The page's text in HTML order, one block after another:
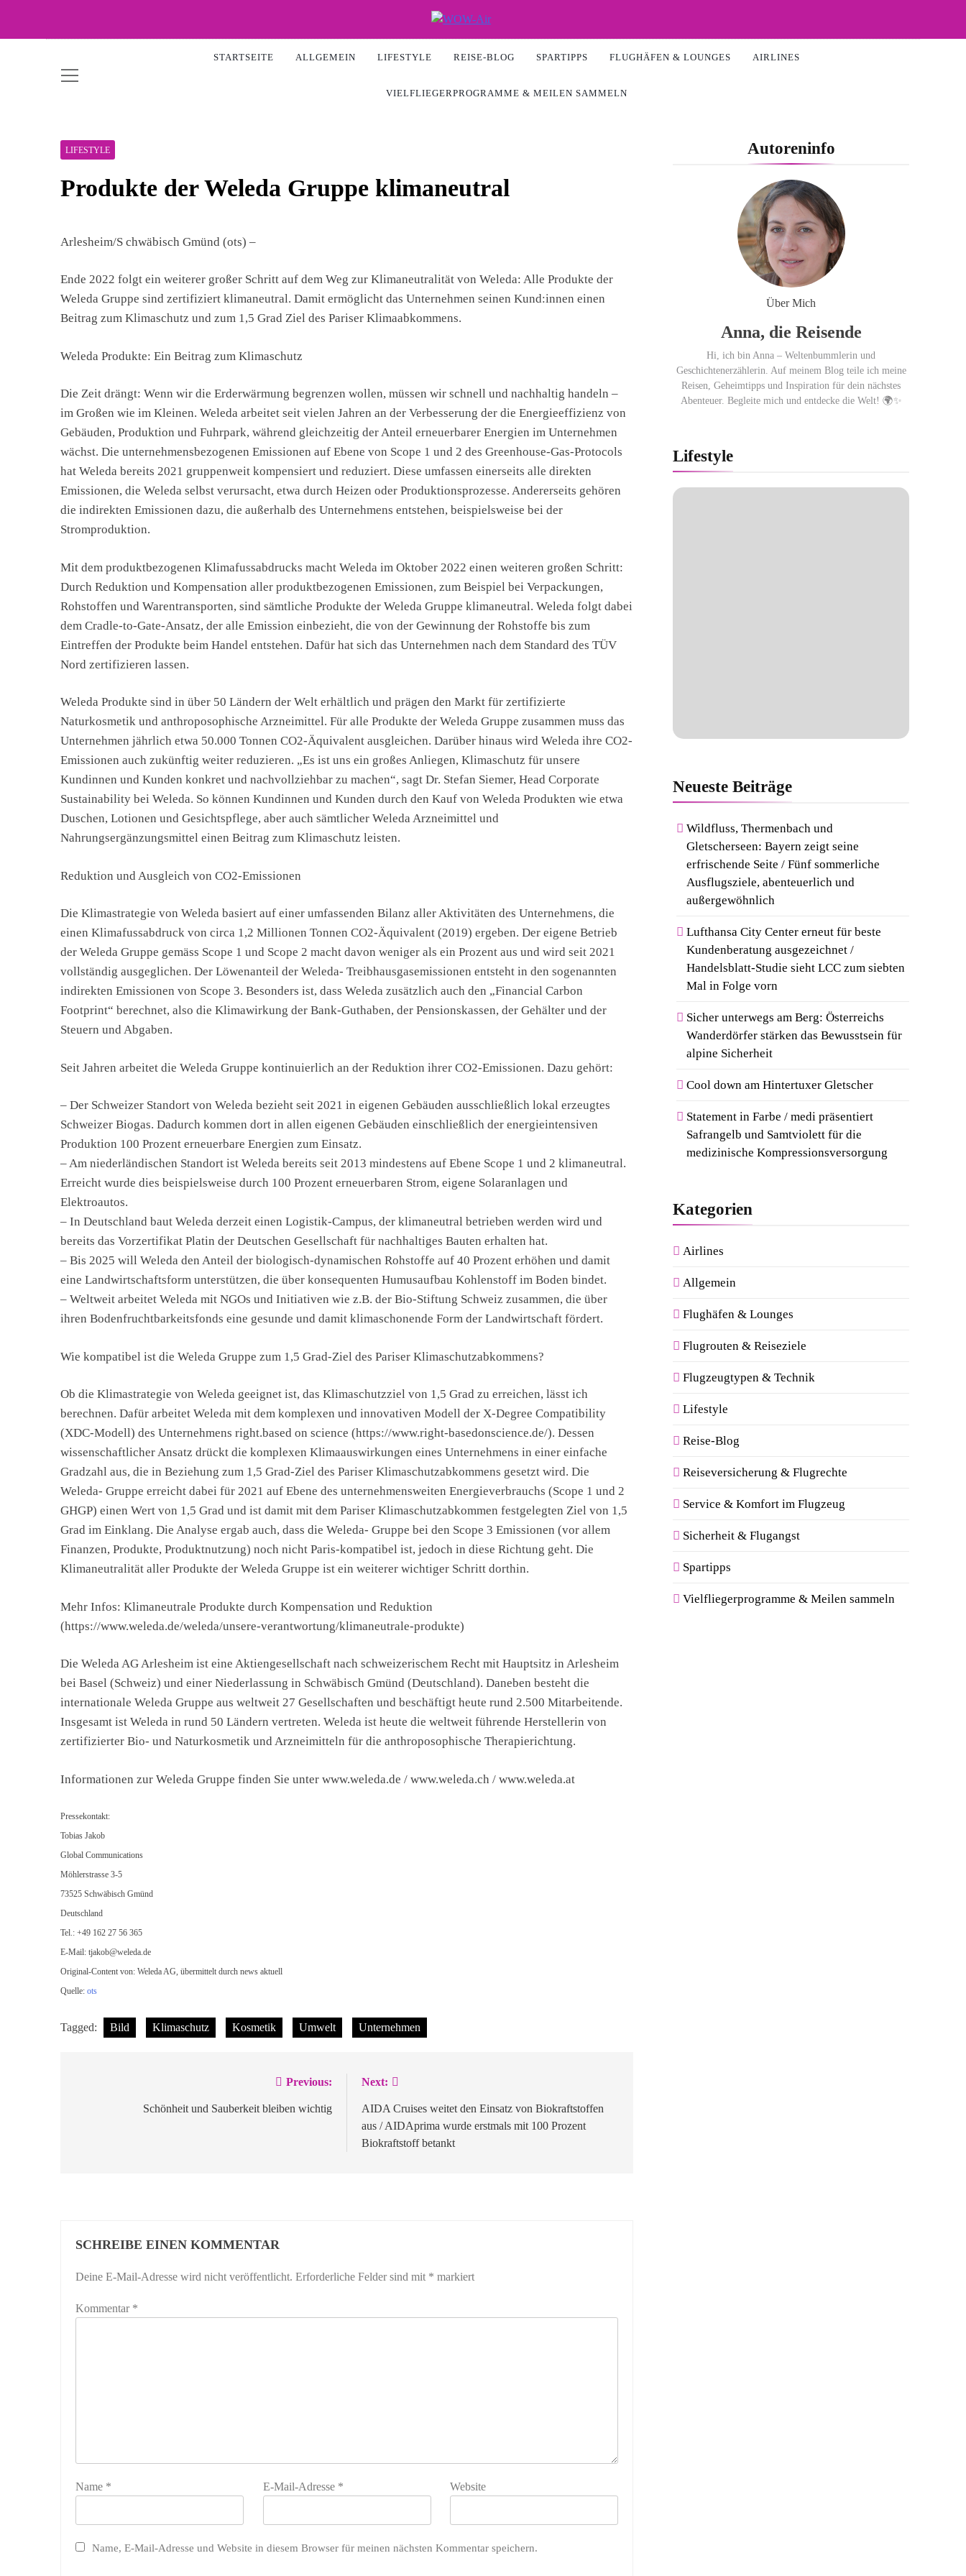
content
WOW-Air
STARTSEITE ALLGEMEIN LIFESTYLE REISE-BLOG SPARTIPPS FLUGHÄFEN & LOUNGES AIRLINES
VIELFLIEGERPROGRAMME & MEILEN SAMMELN
LIFESTYLE
Produkte der Weleda Gruppe klimaneutral
Arlesheim/S chwäbisch Gmünd (ots) –
Ende 2022 folgt ein weiterer großer Schritt auf dem Weg zur Klimaneutralität von Weleda: Alle Produkte der
Weleda Gruppe sind zertifiziert klimaneutral. Damit ermöglicht das Unternehmen seinen Kund:innen einen
Beitrag zum Klimaschutz und zum 1,5 Grad Ziel des Pariser Klimaabkommens.
Weleda Produkte: Ein Beitrag zum Klimaschutz
Die Zeit drängt: Wenn wir die Erderwärmung begrenzen wollen, müssen wir schnell und nachhaltig handeln –
im Großen wie im Kleinen. Weleda arbeitet seit vielen Jahren an der Verbesserung der die Energieeffizienz von
Gebäuden, Produktion und Fuhrpark, während gleichzeitig der Anteil erneuerbarer Energien im Unternehmen
wächst. Die unternehmensbezogenen Emissionen auf Ebene von Scope 1 und 2 des Greenhouse-Gas-Protocols
hat Weleda bereits 2021 gruppenweit kompensiert und reduziert. Diese umfassen einerseits alle direkten
Emissionen, die Weleda selbst verursacht, etwa durch Heizen oder Produktionsprozesse. Andererseits gehören
die indirekten Emissionen dazu, die außerhalb des Unternehmens entstehen, beispielsweise bei der
Stromproduktion.
Mit dem produktbezogenen Klimafussabdrucks macht Weleda im Oktober 2022 einen weiteren großen Schritt:
Durch Reduktion und Kompensation aller produktbezogenen Emissionen, zum Beispiel bei Verpackungen,
Rohstoffen und Warentransporten, sind sämtliche Produkte der Weleda Gruppe klimaneutral. Weleda folgt dabei
dem Cradle-to-Gate-Ansatz, der alle Emission einbezieht, die von der Gewinnung der Rohstoffe bis zum
Eintreffen der Produkte beim Handel entstehen. Dafür hat sich das Unternehmen nach dem Standard des TÜV
Nord zertifizieren lassen.
Weleda Produkte sind in über 50 Ländern der Welt erhältlich und prägen den Markt für zertifizierte
Naturkosmetik und anthroposophische Arzneimittel. Für alle Produkte der Weleda Gruppe zusammen muss das
Unternehmen jährlich etwa 50.000 Tonnen CO2-Äquivalent ausgleichen. Darüber hinaus wird Weleda ihre CO2-
Emissionen auch zukünftig weiter reduzieren. „Es ist uns ein großes Anliegen, Klimaschutz für unsere
Kundinnen und Kunden konkret und nachvollziehbar zu machen“, sagt Dr. Stefan Siemer, Head Corporate
Sustainability bei Weleda. So können Kundinnen und Kunden durch den Kauf von Weleda Produkten wie etwa
Duschen, Lotionen und Gesichtspflege, aber auch sämtlicher Weleda Arzneimittel und
Nahrungsergänzungsmittel einen Beitrag zum Klimaschutz leisten.
Reduktion und Ausgleich von CO2-Emissionen
Die Klimastrategie von Weleda basiert auf einer umfassenden Bilanz aller Aktivitäten des Unternehmens, die
einen Klimafussabdruck von circa 1,2 Millionen Tonnen CO2-Äquivalent (2019) ergeben. Der eigene Betrieb
der Weleda Gruppe gemäss Scope 1 und Scope 2 macht davon weniger als ein Prozent aus und wird seit 2021
vollständig ausgeglichen. Der Löwenanteil der Weleda- Treibhausgasemissionen entsteht in den sogenannten
indirekten Emissionen von Scope 3. Besonders ist, dass Weleda zusätzlich auch den „Financial Carbon
Footprint“ berechnet, also die Klimawirkung der Bank-Guthaben, der Pensionskassen, der Gehälter und der
Steuern und Abgaben.
Seit Jahren arbeitet die Weleda Gruppe kontinuierlich an der Reduktion ihrer CO2-Emissionen. Dazu gehört:
– Der Schweizer Standort von Weleda bezieht seit 2021 in eigenen Gebäuden ausschließlich lokal erzeugtes
Schweizer Biogas. Dadurch kommen dort in allen eigenen Gebäuden einschließlich der energieintensiven
Produktion 100 Prozent erneuerbare Energien zum Einsatz.
– Am niederländischen Standort ist Weleda bereits seit 2013 mindestens auf Ebene Scope 1 und 2 klimaneutral.
Erreicht wurde dies beispielsweise durch 100 Prozent erneuerbaren Strom, eigene Solaranlagen und
Elektroautos.
– In Deutschland baut Weleda derzeit einen Logistik-Campus, der klimaneutral betrieben werden wird und
bereits das Vorzertifikat Platin der Deutschen Gesellschaft für nachhaltiges Bauten erhalten hat.
– Bis 2025 will Weleda den Anteil der biologisch-dynamischen Rohstoffe auf 40 Prozent erhöhen und damit
eine Landwirtschaftsform unterstützen, die über konsequenten Humusaufbau Kohlenstoff im Boden bindet.
– Weltweit arbeitet Weleda mit NGOs und Initiativen wie z.B. der Bio-Stiftung Schweiz zusammen, die über
ihren Bodenfruchtbarkeitsfonds eine gesunde und damit klimaschonende Form der Landwirtschaft fördert.
Wie kompatibel ist die Weleda Gruppe zum 1,5 Grad-Ziel des Pariser Klimaschutzabkommens?
Ob die Klimastrategie von Weleda geeignet ist, das Klimaschutzziel von 1,5 Grad zu erreichen, lässt ich
berechnen. Dafür arbeitet Weleda mit dem komplexen und innovativen Modell der X-Degree Compatibility
(XDC-Modell) des Unternehmens right.based on science (https://www.right-basedonscience.de/). Dessen
wissenschaftlicher Ansatz drückt die komplexen Klimaauswirkungen eines Unternehmens in einer einfache
Gradzahl aus, die in Beziehung zum 1,5 Grad-Ziel des Pariser Klimaschutzabkommens gesetzt wird. Die
Weleda- Gruppe erreicht dabei für 2021 auf Ebene des unternehmensweiten Energieverbrauchs (Scope 1 und 2
GHGP) einen Wert von 1,5 Grad und ist damit mit dem Pariser Klimaschutzabkommen festgelegten Ziel von 1,5
Grad im Einklang. Die Analyse ergab auch, dass die Weleda- Gruppe bei den Scope 3 Emissionen (vor allem
Finanzen, Produkte, Produktnutzung) noch nicht Paris-kompatibel ist, jedoch in diese Richtung geht. Die
Klimaneutralität aller Produkte der Weleda Gruppe ist ein weiterer wichtiger Schritt dorthin.
Mehr Infos: Klimaneutrale Produkte durch Kompensation und Reduktion
(https://www.weleda.de/weleda/unsere-verantwortung/klimaneutrale-produkte)
Die Weleda AG Arlesheim ist eine Aktiengesellschaft nach schweizerischem Recht mit Hauptsitz in Arlesheim
bei Basel (Schweiz) und einer Niederlassung in Schwäbisch Gmünd (Deutschland). Daneben besteht die
internationale Weleda Gruppe aus weltweit 27 Gesellschaften und beschäftigt heute rund 2.500 Mitarbeitende.
Insgesamt ist Weleda in rund 50 Ländern vertreten. Weleda ist heute die weltweit führende Herstellerin von
zertifizierter Bio- und Naturkosmetik und Arzneimitteln für die anthroposophische Therapierichtung.
Informationen zur Weleda Gruppe finden Sie unter www.weleda.de / www.weleda.ch / www.weleda.at
Pressekontakt:
Tobias Jakob
Global Communications
Möhlerstrasse 3-5
73525 Schwäbisch Gmünd
Deutschland
Tel.: +49 162 27 56 365
E-Mail: tjakob@weleda.de
Original-Content von: Weleda AG, übermittelt durch news aktuell
Quelle: ots
Tagged: Bild Klimaschutz Kosmetik Umwelt Unternehmen
Previous:
Schönheit und Sauberkeit bleiben wichtig
Next:
AIDA Cruises weitet den Einsatz von Biokraftstoffen
aus / AIDAprima wurde erstmals mit 100 Prozent
Biokraftstoff betankt
SCHREIBE EINEN KOMMENTAR
Deine E-Mail-Adresse wird nicht veröffentlicht. Erforderliche Felder sind mit * markiert
Kommentar *
Name * E-Mail-Adresse * Website
Name, E-Mail-Adresse und Website in diesem Browser für meinen nächsten Kommentar speichern.
Autoreninfo
Über Mich
Anna, die Reisende
Hi, ich bin Anna – Weltenbummlerin und
Geschichtenerzählerin. Auf meinem Blog teile ich meine
Reisen, Geheimtipps und Inspiration für dein nächstes
Abenteuer. Begleite mich und entdecke die Welt! 🌍✨
Lifestyle
NeuesteBeiträge
Wildfluss, Thermenbach und
Gletscherseen: Bayern zeigt seine
erfrischende Seite / Fünf sommerliche
Ausflugsziele, abenteuerlich und
außergewöhnlich
Lufthansa City Center erneut für beste
Kundenberatung ausgezeichnet /
Handelsblatt-Studie sieht LCC zum siebten
Mal in Folge vorn
Sicher unterwegs am Berg: Österreichs
Wanderdörfer stärken das Bewusstsein für
alpine Sicherheit
Cool down am Hintertuxer Gletscher
Statement in Farbe / medi präsentiert
Safrangelb und Samtviolett für die
medizinische Kompressionsversorgung
Kategorien
Airlines
Allgemein
Flughäfen & Lounges
Flugrouten & Reiseziele
Flugzeugtypen & Technik
Lifestyle
Reise-Blog
Reiseversicherung & Flugrechte
Service & Komfort im Flugzeug
Sicherheit & Flugangst
Spartipps
Vielfliegerprogramme & Meilen sammeln